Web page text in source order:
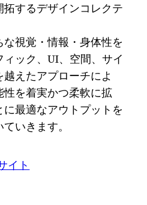
するデザインコレクテ
視覚・情報・身体性を
ック、UI、空間、サイ
えたアプローチによ
性を着実かつ柔軟に拡
最適なアウトプットを
いきます。
イト